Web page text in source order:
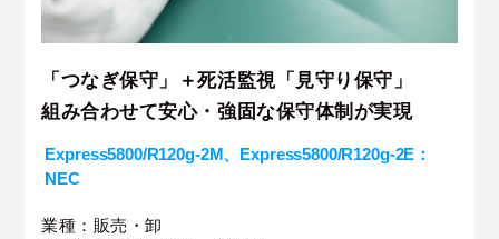
「つなぎ保守」＋死活監視「見守り保守」
組み合わせて安心・強固な保守体制が実現
Express5800/R120g-2M、Express5800/R120g-2E：
NEC
業種：販売・卸